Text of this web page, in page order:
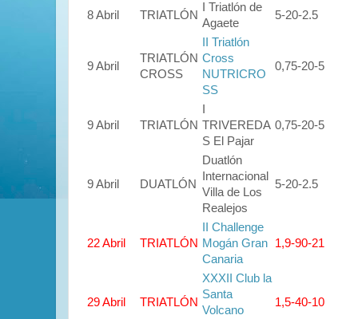
8 Abril TRIATLÓN
I Triatlón de
Agaete
5-20-2.5
9 Abril
TRIATLÓN
CROSS
II Triatlón
Cross
NUTRICRO
SS
0,75-20-5
9 Abril TRIATLÓN TRIVEREDA
S El Pajar
0,75-20-5
9 Abril DUATLÓN
Duatlón
Internacional
Villa de Los
Realejos
5-20-2.5
22 Abril TRIATLÓN
II Challenge
Mogán Gran
Canaria
1,9-90-21
29 Abril TRIATLÓN
XXXII Club la
Santa
Volcano
1,5-40-10